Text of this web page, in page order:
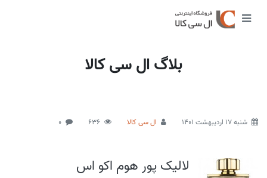
بلاگ ال سی کالا
شنبه 17 اردیبهشت 1401 ال سی کالا 636
0
لالیک پور هوم اکو اس